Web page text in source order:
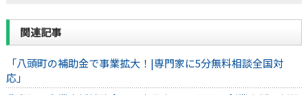
関連記事
「八頭町の補助金で事業拡大！|専門家に5分無料相談全国対
応」